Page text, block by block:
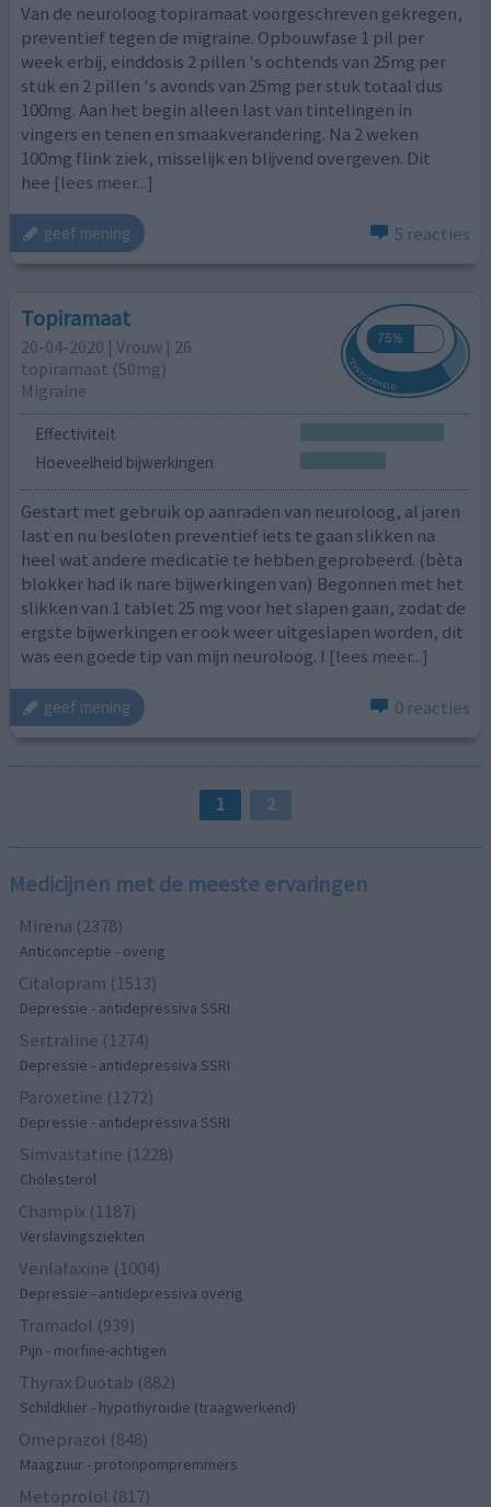
Van de neuroloog topiramaat voorgeschreven gekregen,
preventief tegen de migraine. Opbouwfase 1 pil per
week erbij, einddosis 2 pillen 's ochtends van 25mg per
stuk en 2 pillen 's avonds van 25mg per stuk totaal dus
100mg. Aan het begin alleen last van tintelingen in
vingers en tenen en smaakverandering. Na 2 weken
100mg flink ziek, misselijk en blijvend overgeven. Dit
hee [lees meer...]
geef mening 5 reacties
Topiramaat
20-04-2020 | Vrouw | 26
topiramaat (50mg)
Migraine
Effectiviteit
Hoeveelheid bijwerkingen
Gestart met gebruik op aanraden van neuroloog, al jaren
last en nu besloten preventief iets te gaan slikken na
heel wat andere medicatie te hebben geprobeerd. (bèta
blokker had ik nare bijwerkingen van) Begonnen met het
slikken van 1 tablet 25 mg voor het slapen gaan, zodat de
ergste bijwerkingen er ook weer uitgeslapen worden, dit
was een goede tip van mijn neuroloog. I [lees meer...]
geef mening 0 reacties
1 2
Medicijnen met de meeste ervaringen
Mirena (2378)
Anticonceptie - overig
Citalopram (1513)
Depressie - antidepressiva SSRI
Sertraline (1274)
Depressie - antidepressiva SSRI
Paroxetine (1272)
Depressie - antidepressiva SSRI
Simvastatine (1228)
Cholesterol
Champix (1187)
Verslavingsziekten
Venlafaxine (1004)
Depressie - antidepressiva overig
Tramadol (939)
Pijn - morfine-achtigen
Thyrax Duotab (882)
Schildklier - hypothyroidie (traagwerkend)
Omeprazol (848)
Maagzuur - protonpompremmers
Metoprolol (817)